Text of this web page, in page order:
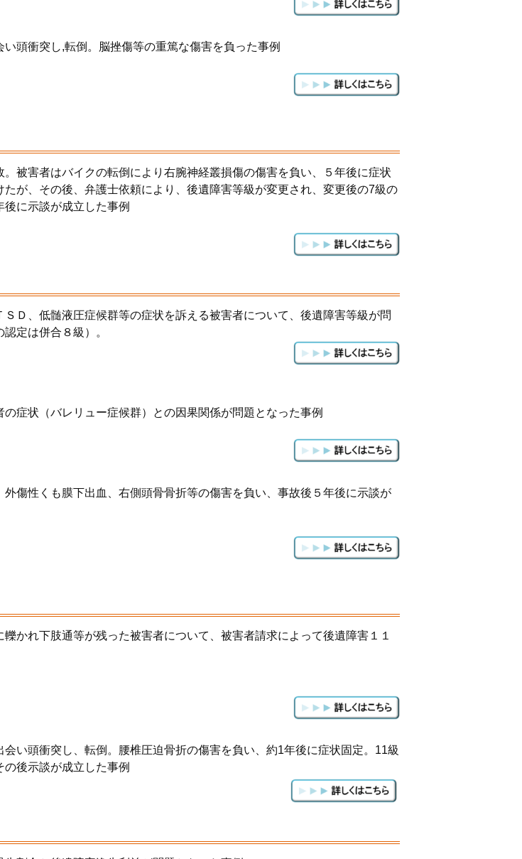
頭衝突し,転倒。脳挫傷等の重篤な傷害を負った事例
被害者はバイクの転倒により右腕神経叢損傷の傷害を負い、５年後に症状
が、その後、弁護士依頼により、 後遺障害等級が変更され、 変更後の7級の
に示談が成立した事例
Ｄ、低髄液圧症候群等の症状を訴える被害者について、後遺障害等級が問
定は併合８級）。
症状（バレリュー症候群）との因果関係が問題となった事例
傷性くも膜下出血、右側頭骨骨折等の傷害を負い、事故後５年後に示談が
かれ下肢通等が残った被害者について、被害者請求によって後遺障害１１
い頭衝突し、転倒。腰椎圧迫骨折の傷害を負い、約1年後に症状固定。11級
後示談が成立した事例